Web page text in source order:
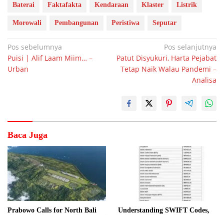
Baterai Faktafakta Kendaraan Klaster Listrik
Morowali Pembangunan Peristiwa Seputar
Navigasi
pos
Pos sebelumnya
Puisi | Alif Laam Miim… –
Urban
Pos selanjutnya
Patut Disyukuri, Harta Pejabat
Tetap Naik Walau Pandemi –
Analisa
Baca Juga
Prabowo Calls for North Bali
Understanding SWIFT Codes,